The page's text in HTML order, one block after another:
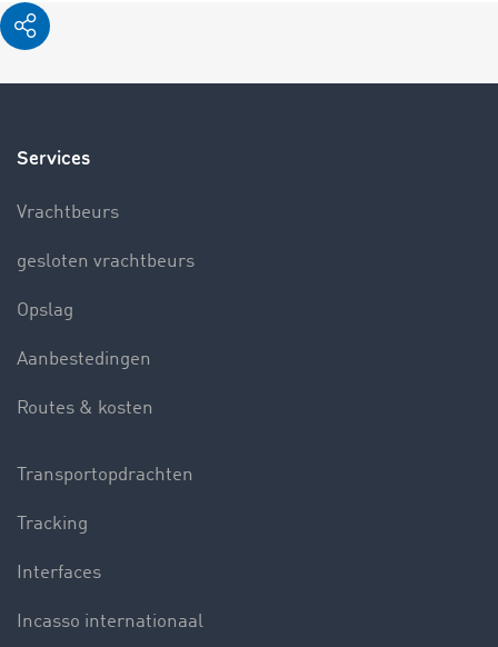
Services
Vrachtbeurs
gesloten vrachtbeurs
Opslag
Aanbestedingen
Routes & kosten
Transportopdrachten
Tracking
Interfaces
Incasso internationaal